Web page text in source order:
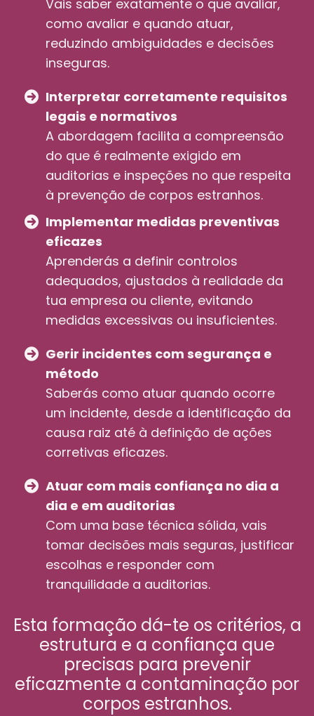
Vais saber exatamente o que avaliar,
como avaliar e quando atuar,
reduzindo ambiguidades e decisões
inseguras.
Interpretar corretamente requisitos
legais e normativos
A abordagem facilita a compreensão
do que é realmente exigido em
auditorias e inspeções no que respeita
à prevenção de corpos estranhos.
Implementar medidas preventivas
eficazes
Aprenderás a definir controlos
adequados, ajustados à realidade da
tua empresa ou cliente, evitando
medidas excessivas ou insuficientes.
Gerir incidentes com segurança e
método
Saberás como atuar quando ocorre
um incidente, desde a identificação da
causa raiz até à definição de ações
corretivas eficazes.
Atuar com mais confiança no dia a
dia e em auditorias
Com uma base técnica sólida, vais
tomar decisões mais seguras, justificar
escolhas e responder com
tranquilidade a auditorias.
Esta formação dá-te os critérios, a
estrutura e a confiança que
precisas para prevenir
eficazmente a contaminação por
corpos estranhos.